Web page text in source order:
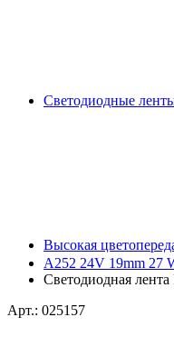
Светодиодные
Высокая
A252 24V 19mm 27
Светодиодная
Арт.: 025157